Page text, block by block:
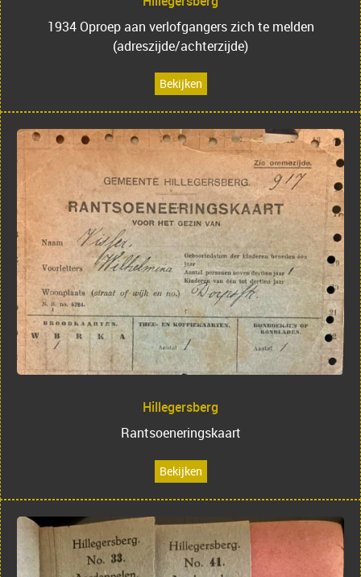
1934 Oproep aan verlofgangers zich te melden
(adreszijde/achterzijde)
Bekijken
Hillegersberg
Rantsoeneringskaart
Bekijken